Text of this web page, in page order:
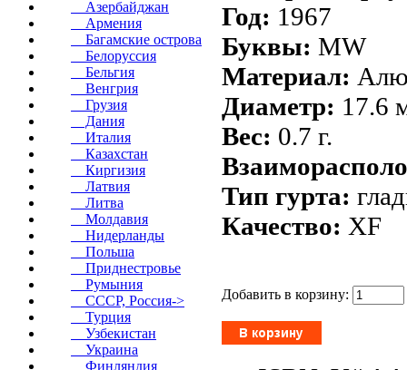
Азербайджан
Армения
Багамские острова
Белоруссия
Бельгия
Венгрия
Грузия
Дания
Италия
Казахстан
Киргизия
Латвия
Литва
Молдавия
Нидерланды
Польша
Приднестровье
Румыния
СССР, Россия->
Турция
Узбекистан
Украина
Финляндия
Год: 1967
Буквы: MW
Материал:
Диаметр: 17.6
Вес: 0.7 г.
Тип гурта:
Качество: XF
Добавить в корзину: